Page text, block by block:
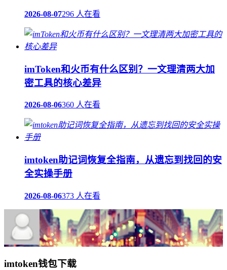
2026-08-07296 人在看
imToken和火币有什么区别？一文理清两大加
密工具的核心差异
2026-08-06360 人在看
imtoken助记词恢复全指南，从遗忘到找回的安
全实操手册
2026-08-06373 人在看
imtoken钱包下载